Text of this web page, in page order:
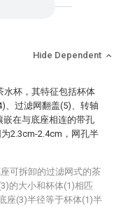
Hide Dependent
水杯，其特征包括杯体
、过滤网翻盖(5)、转轴
在与底座相连的带孔
2.3cm-2.4cm，网孔半
可拆卸的过滤网式的茶
的大小和杯体(1)相匹
座(3)半径等于杯体(1)半